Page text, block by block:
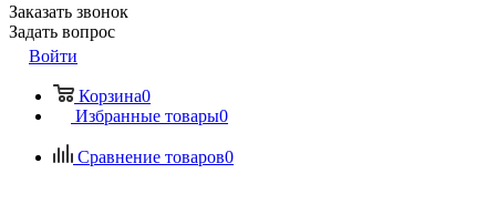
Заказать звонок
Задать вопрос
Войти
Корзина0
Избранные товары0
Сравнение товаров0